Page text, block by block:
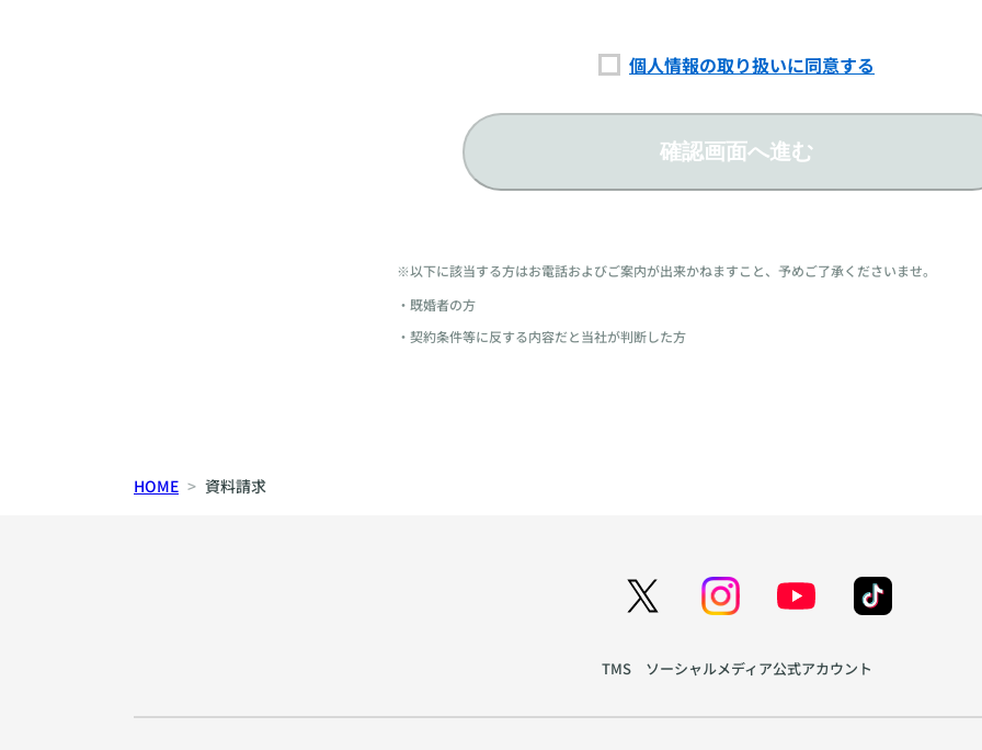
個人情報の取り扱いに同意する
確認画面へ進む
※以下に該当する方はお電話およびご案内が出来かねますこと、予めご了承くださいませ。
・既婚者の方
・契約条件等に反する内容だと当社が判断した方
HOME 資料請求
TMS ソーシャルメディア公式アカウント